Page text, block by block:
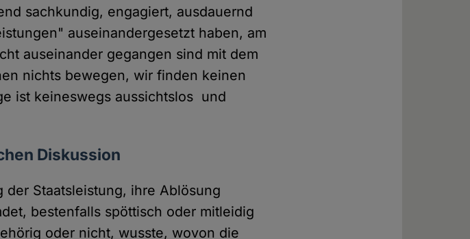
sachkundig, engagiert, ausdauernd
auseinandergesetzt haben, am
auseinander gegangen sind mit dem
nichts bewegen, wir finden keinen
ist keineswegs aussichtslos und
Diskussion
Staatsleistung, ihre Ablösung
bestenfalls spöttisch oder mitleidig
oder nicht, wusste, wovon die